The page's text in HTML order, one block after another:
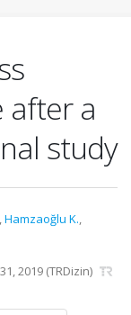
after a
study
,Hamzaoğlu K.,
2019 (TRDizin)